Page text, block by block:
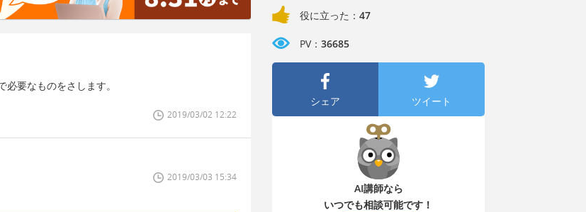
要なものをさします。
2019/03/02 12:22
2019/03/03 15:34
役に立った： 47
PV： 36685
シェア ツイート
AI講師なら
いつでも相談可能です！